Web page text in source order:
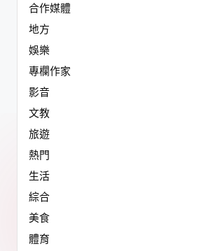
合作媒體
地方
娛樂
專欄作家
影音
文教
旅遊
熱門
生活
綜合
美食
體育